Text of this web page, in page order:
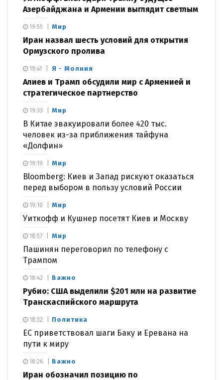
Азербайджана и Армении выглядит светлым
Мир
Иран назвал шесть условий для открытия
Ормузского пролива
19:55
Я - Молния
Алиев и Трамп обсудили мир с Арменией и
стратегическое партнерство
19:41
Мир
В Китае эвакуировали более 420 тыс.
человек из-за приближения тайфуна
«Долфин»
19:33
Мир
Bloomberg: Киев и Запад рискуют оказаться
перед выбором в пользу условий России
19:19
Мир
Уиткофф и Кушнер посетят Киев и Москву
19:10
Мир
Пашинян переговорил по телефону с
Трампом
18:57
Важно
Рубио: США выделили $201 млн на развитие
Транскаспийского маршрута
18:42
Политика
ЕС приветствовал шаги Баку и Еревана на
пути к миру
18:32
Важно
Иран обозначил позицию по
18:26